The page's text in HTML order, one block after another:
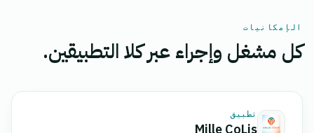
الإمكانيات
كل مشغل وإجراء عبر كلا التطبيقين.
تطبيق
Mille CoLis